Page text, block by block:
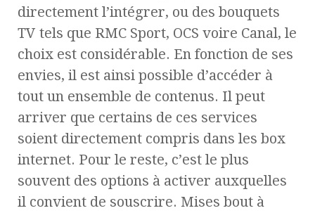
directement l’intégrer, ou des bouquets
TV tels que RMC Sport, OCS voire Canal, le
choix est considérable. En fonction de ses
envies, il est ainsi possible d’accéder à
tout un ensemble de contenus. Il peut
arriver que certains de ces services
soient directement compris dans les box
internet. Pour le reste, c’est le plus
souvent des options à activer auxquelles
il convient de souscrire. Mises bout à